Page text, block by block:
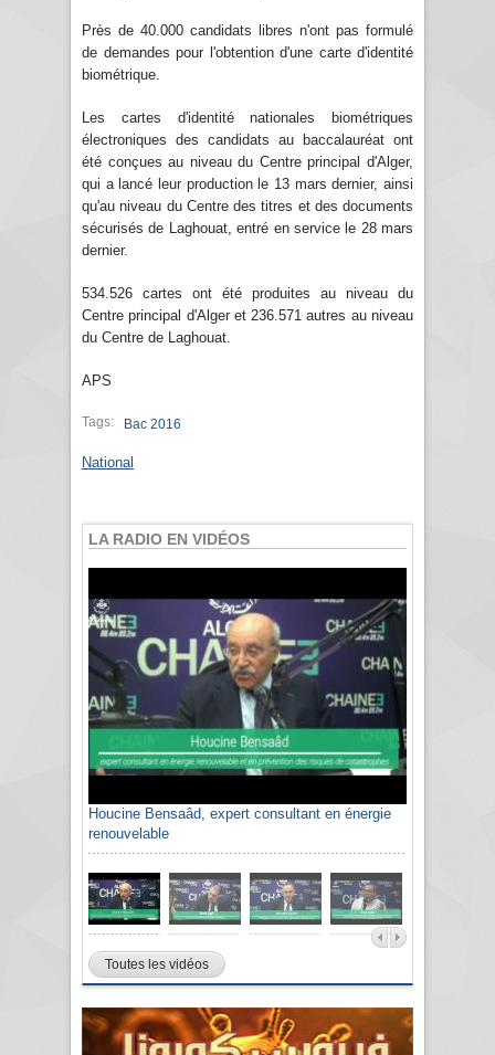
Près de 40.000 candidats libres n'ont pas formulé
de demandes pour l'obtention d'une carte d'identité
biométrique.
Les cartes d'identité nationales biométriques
électroniques des candidats au baccalauréat ont
été conçues au niveau du Centre principal d'Alger,
qui a lancé leur production le 13 mars dernier, ainsi
qu'au niveau du Centre des titres et des documents
sécurisés de Laghouat, entré en service le 28 mars
dernier.
534.526 cartes ont été produites au niveau du
Centre principal d'Alger et 236.571 autres au niveau
du Centre de Laghouat.
APS
Tags: Bac 2016
National
LA RADIO EN VIDÉOS
Houcine Bensaâd, expert consultant en énergie
renouvelable
Toutes les vidéos